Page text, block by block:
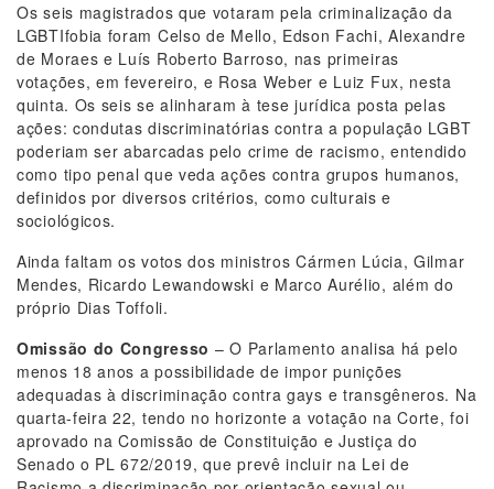
Os seis magistrados que votaram pela criminalização da
LGBTIfobia foram Celso de Mello, Edson Fachi, Alexandre
de Moraes e Luís Roberto Barroso, nas primeiras
votações, em fevereiro, e Rosa Weber e Luiz Fux, nesta
quinta. Os seis se alinharam à tese jurídica posta pelas
ações: condutas discriminatórias contra a população LGBT
poderiam ser abarcadas pelo crime de racismo, entendido
como tipo penal que veda ações contra grupos humanos,
definidos por diversos critérios, como culturais e
sociológicos.
Ainda faltam os votos dos ministros Cármen Lúcia, Gilmar
Mendes, Ricardo Lewandowski e Marco Aurélio, além do
próprio Dias Toffoli.
Omissão do Congresso – O Parlamento analisa há pelo
menos 18 anos a possibilidade de impor punições
adequadas à discriminação contra gays e transgêneros. Na
quarta-feira 22, tendo no horizonte a votação na Corte, foi
aprovado na Comissão de Constituição e Justiça do
Senado o PL 672/2019, que prevê incluir na Lei de